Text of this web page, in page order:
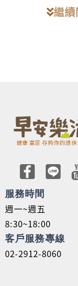
繼
服務時間
週一~週五
8:30~18:00
客戶服務專線
02-2912-8060